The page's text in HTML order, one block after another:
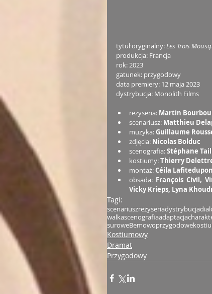
tytuł oryginalny: Les Trois
produkcja: Francja
rok: 2023
gatunek: przygodowy
data premiery: 12 maja 2023
dystrybucja: Monolith Films
reżyseria: Martin
scenariusz: Matthieu
muzyka: Guillaume
zdjęcia: Nicolas Bolduc
scenografia: Stéphane
kostiumy: Thierry
montaż: Céila
obsada: François Civil,
Vicky Krieps, Lyna
Tagi:
scenariuszreżyseriadystrybucja
walkascenografiaadaptacja
suroweBemowoprzygodowe
Kostiumowy
Dramat
Przygodowy